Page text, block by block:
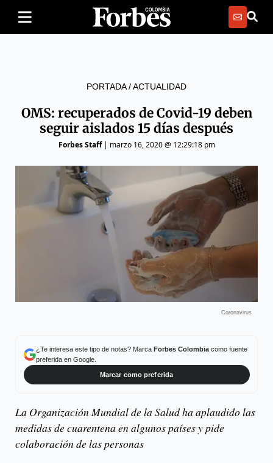
PORTADA/ACTUALIDAD
OMS: recuperados de Covid-19 deben
seguir aislados 15 días después
Forbes Staff| marzo 16, 2020 @ 12:29:18 pm
Coronavirus
¿Te interesa este tipo de notas? Marca Forbes Colombiacomo fuente
preferida en Google.
Marcar como preferida
La Organización Mundial de la Salud ha aplaudido las
medidas de cuarentena en algunos países y pide
colaboración de las personas